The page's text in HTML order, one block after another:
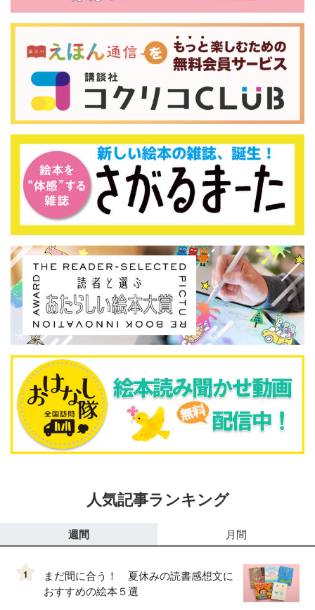
人気記事ランキング
週間 月間
1
まだ間に合う！ 夏休みの読書感想文に
おすすめの絵本５選